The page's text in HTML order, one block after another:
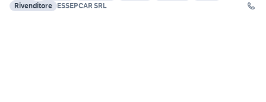
Rivenditore ESSEPCAR SRL